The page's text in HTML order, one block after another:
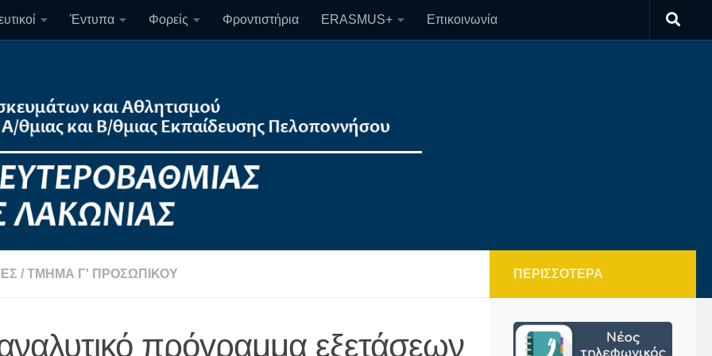
Έντυπα Φορείς Φροντιστήρια ERASMUS+ Επικοινωνία
/ ΤΜΉΜΑ Γ' ΠΡΟΣΩΠΙΚΟΎ
πρόγραμμα εξετάσεων
ΠΕΡΙΣΣΌΤΕΡΑ